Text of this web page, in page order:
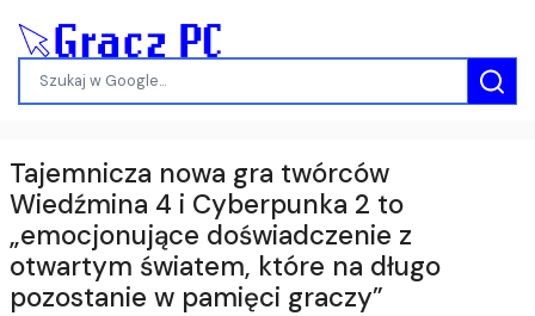
Tajemnicza nowa gra twórców
Wiedźmina 4 i Cyberpunka 2 to
„emocjonujące doświadczenie z
otwartym światem, które na długo
pozostanie w pamięci graczy”